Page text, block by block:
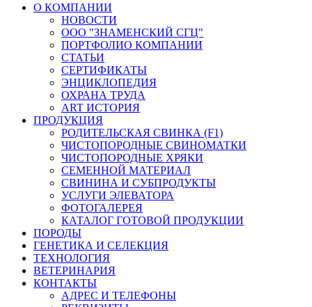
О КОМПАНИИ
НОВОСТИ
ООО "ЗНАМЕНСКИЙ СГЦ"
ПОРТФОЛИО КОМПАНИИ
СТАТЬИ
СЕРТИФИКАТЫ
ЭНЦИКЛОПЕДИЯ
ОХРАНА ТРУДА
ART ИСТОРИЯ
ПРОДУКЦИЯ
РОДИТЕЛЬСКАЯ СВИНКА (F1)
ЧИСТОПОРОДНЫЕ СВИНОМАТКИ
ЧИСТОПОРОДНЫЕ ХРЯКИ
СЕМЕННОЙ МАТЕРИАЛ
СВИНИНА И СУБПРОДУКТЫ
УСЛУГИ ЭЛЕВАТОРА
ФОТОГАЛЕРЕЯ
КАТАЛОГ ГОТОВОЙ ПРОДУКЦИИ
ПОРОДЫ
ГЕНЕТИКА И СЕЛЕКЦИЯ
ТЕХНОЛОГИЯ
ВЕТЕРИНАРИЯ
КОНТАКТЫ
АДРЕС И ТЕЛЕФОНЫ